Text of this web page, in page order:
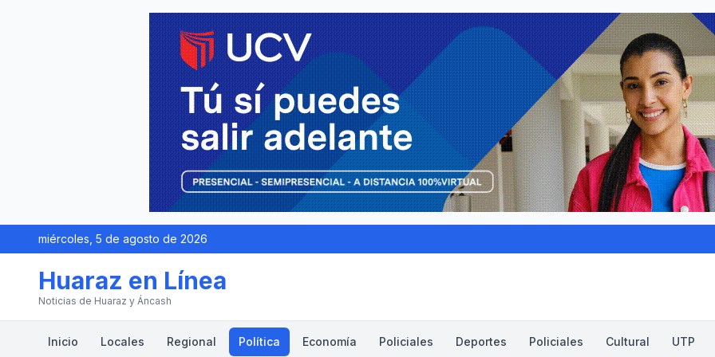
miércoles, 5 de agosto de 2026
Huaraz en Línea
Noticias de Huaraz y Áncash
Inicio Locales Regional Política Economía Policiales Deportes Policiales Cultural UTP